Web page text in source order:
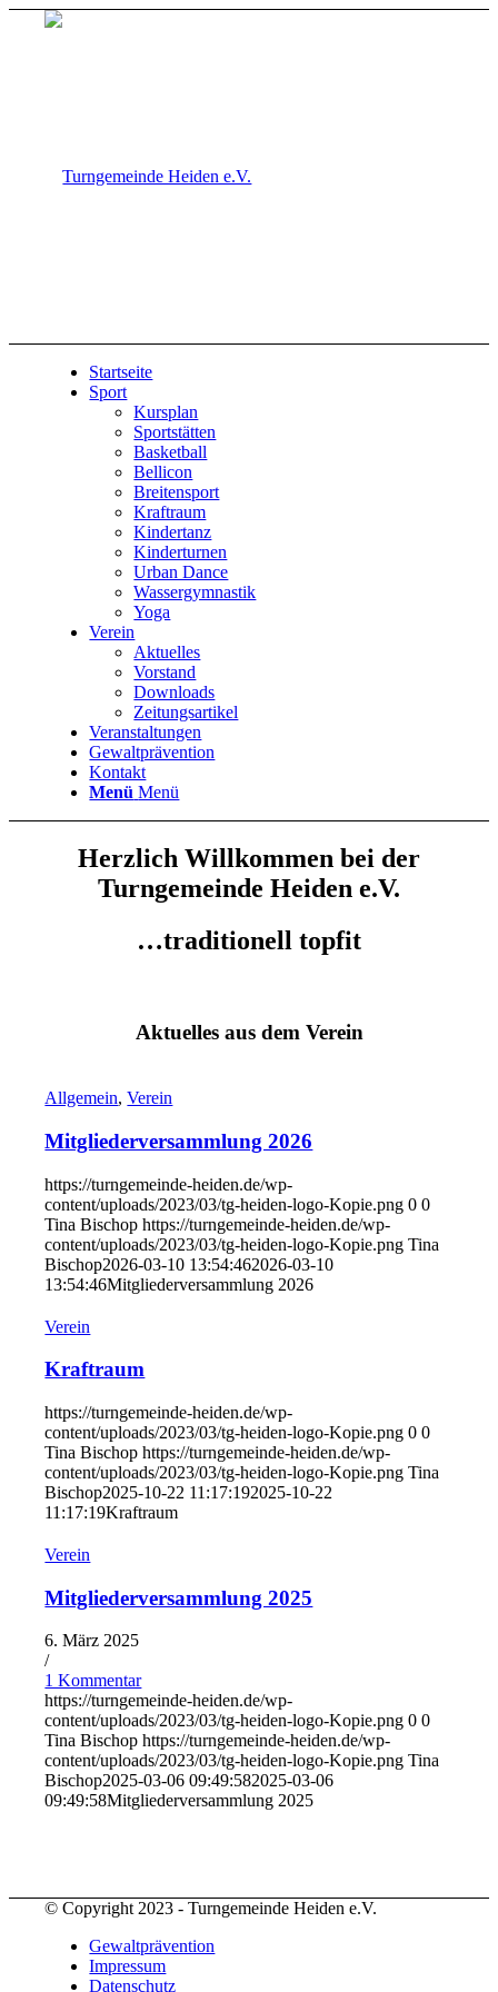
Startseite
Sport
Kursplan
Sportstätten
Basketball
Bellicon
Breitensport
Kraftraum
Kindertanz
Kinderturnen
Urban Dance
Wassergymnastik
Yoga
Verein
Aktuelles
Vorstand
Downloads
Zeitungsartikel
Veranstaltungen
Gewaltprävention
Kontakt
Menü Menü
Herzlich Willkommen bei der
Turngemeinde Heiden e.V.
…traditionell topfit
Aktuelles aus dem Verein
Allgemein,Verein
Mitgliederversammlung 2026
https://turngemeinde-heiden.de/wp-
content/uploads/2023/03/tg-heiden-logo-Kopie.png 0 0
Tina Bischop https://turngemeinde-heiden.de/wp-
content/uploads/2023/03/tg-heiden-logo-Kopie.png Tina
Bischop2026-03-10 13:54:462026-03-10
13:54:46Mitgliederversammlung 2026
Verein
Kraftraum
https://turngemeinde-heiden.de/wp-
content/uploads/2023/03/tg-heiden-logo-Kopie.png 0 0
Tina Bischop https://turngemeinde-heiden.de/wp-
content/uploads/2023/03/tg-heiden-logo-Kopie.png Tina
Bischop2025-10-22 11:17:192025-10-22
11:17:19Kraftraum
Verein
Mitgliederversammlung 2025
6. März 2025
/
1 Kommentar
https://turngemeinde-heiden.de/wp-
content/uploads/2023/03/tg-heiden-logo-Kopie.png 0 0
Tina Bischop https://turngemeinde-heiden.de/wp-
content/uploads/2023/03/tg-heiden-logo-Kopie.png Tina
Bischop2025-03-06 09:49:582025-03-06
09:49:58Mitgliederversammlung 2025
© Copyright 2023 - Turngemeinde Heiden e.V.
Gewaltprävention
Impressum
Datenschutz